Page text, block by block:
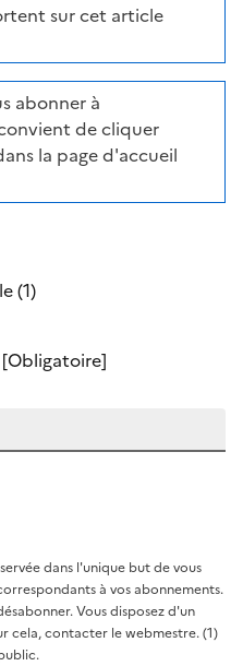
sur cet article
abonner à
de cliquer
la page d'accueil
(1)
[Obligatoire]
dans l'unique but de vous
à vos abonnements.
Vous disposez d'un
cela, contacter le webmestre. (1)